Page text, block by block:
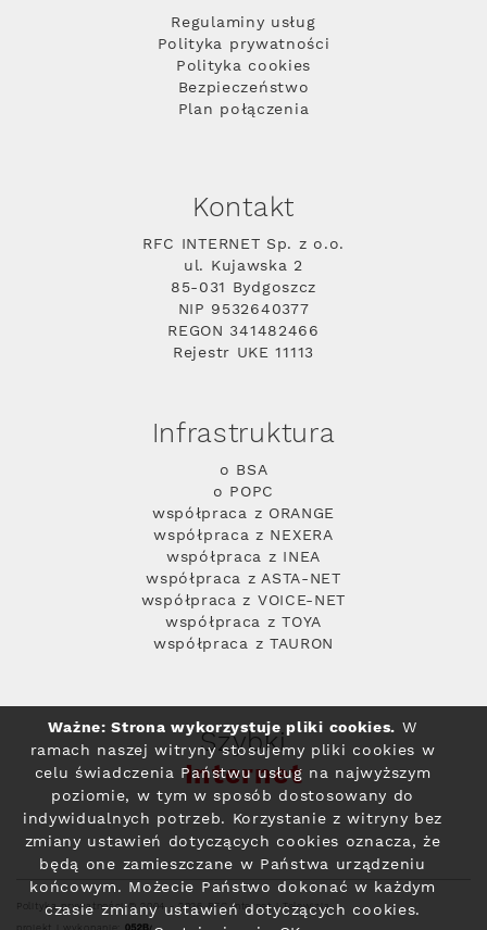
Regulaminy usług
Polityka prywatności
Polityka cookies
Bezpieczeństwo
Plan połączenia
Kontakt
RFC INTERNET Sp. z o.o.
ul. Kujawska 2
85-031 Bydgoszcz
NIP 9532640377
REGON 341482466
Rejestr UKE 11113
Infrastruktura
o BSA
o POPC
współpraca z ORANGE
współpraca z NEXERA
współpraca z INEA
współpraca z ASTA-NET
współpraca z VOICE-NET
współpraca z TOYA
współpraca z TAURON
Szybki
Internet
Polityka prywatności© 2004 - 2026 RFC Internet i Telewizja
Ważne: Strona wykorzystuje pliki cookies. W
ramach naszej witryny stosujemy pliki cookies w
celu świadczenia Państwu usług na najwyższym
poziomie, w tym w sposób dostosowany do
indywidualnych potrzeb. Korzystanie z witryny bez
zmiany ustawień dotyczących cookies oznacza, że
będą one zamieszczane w Państwa urządzeniu
końcowym. Możecie Państwo dokonać w każdym
czasie zmiany ustawień dotyczących cookies.